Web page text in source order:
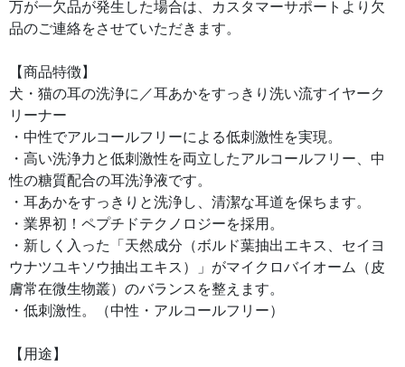
万が一欠品が発生した場合は、カスタマーサポートより欠
品のご連絡をさせていただきます。
【商品特徴】
犬・猫の耳の洗浄に／耳あかをすっきり洗い流すイヤーク
リーナー
・中性でアルコールフリーによる低刺激性を実現。
・高い洗浄力と低刺激性を両立したアルコールフリー、中
性の糖質配合の耳洗浄液です。
・耳あかをすっきりと洗浄し、清潔な耳道を保ちます。
・業界初！ペプチドテクノロジーを採用。
・新しく入った「天然成分（ボルド葉抽出エキス、セイヨ
ウナツユキソウ抽出エキス）」がマイクロバイオーム（皮
膚常在微生物叢）のバランスを整えます。
・低刺激性。（中性・アルコールフリー）
【用途】